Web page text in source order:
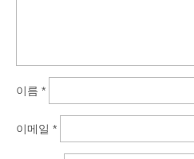
이름 *
이메일 *